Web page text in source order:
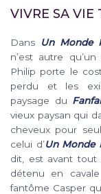
VIVRE SA VIE
Dans Un Monde
n’est autre
Philip porte le
perdu et les
paysage du
vieux paysan qui
cheveux pour
celui d’Un Monde
dit, est avant tout
détenu en
fantôme Casper